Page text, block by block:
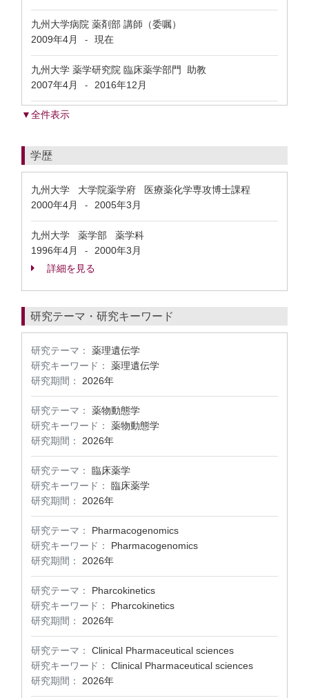
九州大学病院 薬剤部 講師（委嘱）
2009年4月
- 現在
九州大学 薬学研究院 臨床薬学部門 助教
2007年4月
- 2016年12月
▼全件表示
学歴
九州大学 大学院薬学府 医療薬化学専攻博士課程
2000年4月
- 2005年3月
九州大学 薬学部 薬学科
1996年4月
-
2000年3月
詳細を見る
研究テーマ・研究キーワード
研究テーマ：
薬理遺伝学
研究キーワード：
薬理遺伝学
研究期間：
2026年
研究テーマ：
薬物動態学
研究キーワード：
薬物動態学
研究期間：
2026年
研究テーマ：
臨床薬学
研究キーワード：
臨床薬学
研究期間：
2026年
研究テーマ：
Pharmacogenomics
研究キーワード：
Pharmacogenomics
研究期間：
2026年
研究テーマ：
Pharcokinetics
研究キーワード：
Pharcokinetics
研究期間：
2026年
研究テーマ：
Clinical Pharmaceutical sciences
研究キーワード：
Clinical Pharmaceutical sciences
研究期間：
2026年